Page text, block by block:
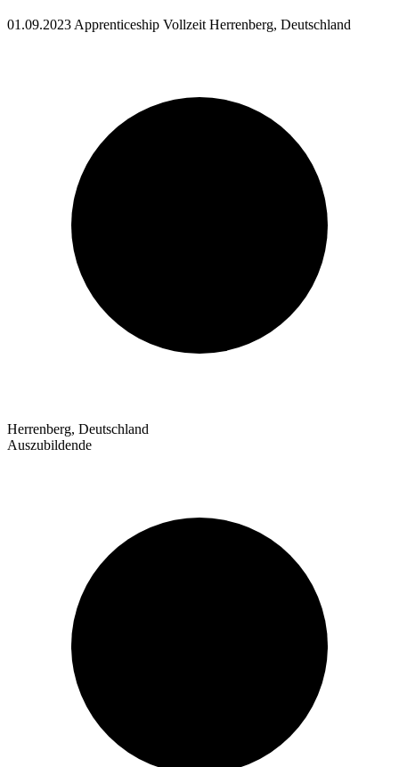
01.09.2023 Apprenticeship Vollzeit Herrenberg, Deutschland
Herrenberg, Deutschland
Auszubildende